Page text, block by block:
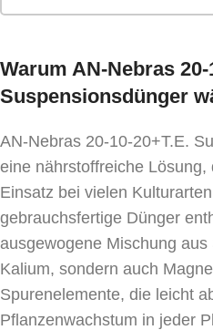
Warum AN-Nebras 20-
Suspensionsdünger
AN-Nebras 20-10-20+T.E.
eine nährstoffreiche
Einsatz bei vielen
gebrauchsfertige Dünger
ausgewogene Mischung
Kalium, sondern auch
Spurenelemente, die leicht
Pflanzenwachstum in jeder